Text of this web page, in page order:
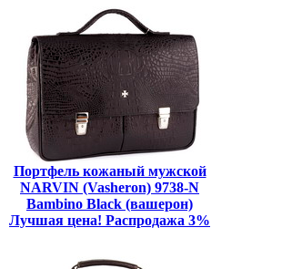
Портфель кожаный мужской
NARVIN (Vasheron) 9738-N
Bambino Black (вашерон)
Лучшая цена! Распродажа 3%